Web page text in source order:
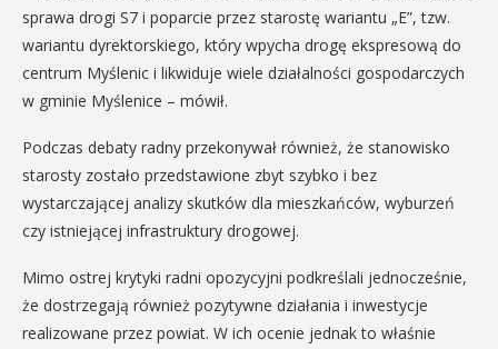
sprawa drogi S7 i poparcie przez starostę wariantu „E”, tzw.
wariantu dyrektorskiego, który wpycha drogę ekspresową do
centrum Myślenic i likwiduje wiele działalności gospodarczych
w gminie Myślenice – mówił.
Podczas debaty radny przekonywał również, że stanowisko
starosty zostało przedstawione zbyt szybko i bez
wystarczającej analizy skutków dla mieszkańców, wyburzeń
czy istniejącej infrastruktury drogowej.
Mimo ostrej krytyki radni opozycyjni podkreślali jednocześnie,
że dostrzegają również pozytywne działania i inwestycje
realizowane przez powiat. W ich ocenie jednak to właśnie